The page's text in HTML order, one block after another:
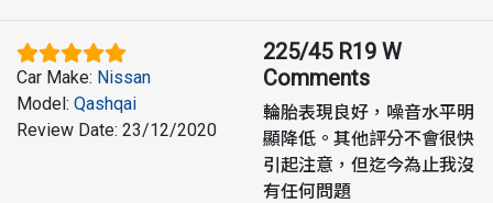
Car Make: Nissan
Model: Qashqai
Review Date: 23/12/2020
225/45 R19 W
Comments
輪胎表現良好，噪音水平明
顯降低。其他評分不會很快
引起注意，但迄今為止我沒
有任何問題